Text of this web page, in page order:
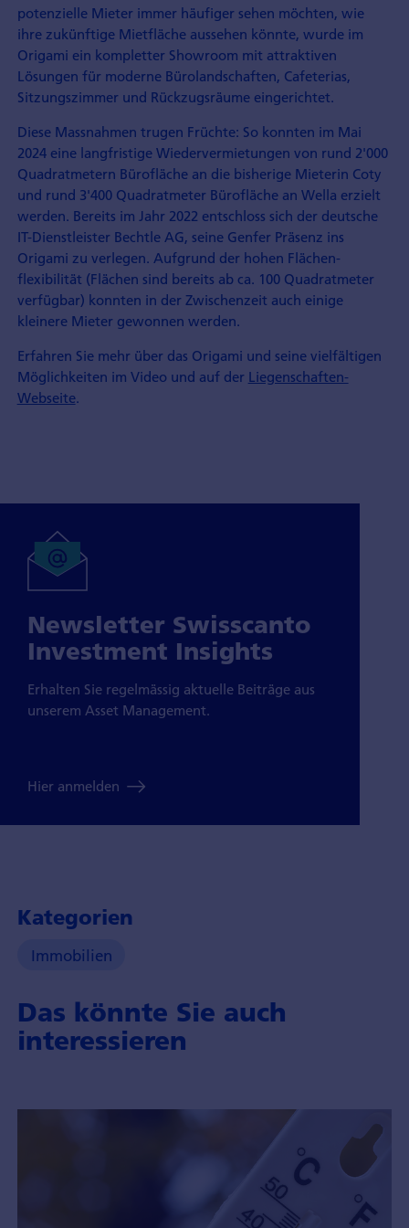
potenzielle Mieter immer häufiger sehen möchten, wie
ihre zukünftige Mietfläche aussehen könnte, wurde im
Origami ein kompletter Showroom mit attraktiven
Lösungen für moderne Büro­landschaften, Cafeterias,
Sitzungs­zimmer und Rückzugs­räume eingerichtet.
Diese Massnahmen trugen Früchte: So konnten im Mai
2024 eine langfristige Wieder­vermietungen von rund 2'000
Quadrat­metern Bürofläche an die bisherige Mieterin Coty
und rund 3'400 Quadratmeter Bürofläche an Wella erzielt
werden. Bereits im Jahr 2022 entschloss sich der deutsche
IT-Dienstleister Bechtle AG, seine Genfer Präsenz ins
Origami zu verlegen. Aufgrund der hohen Flächen­
flexibilität (Flächen sind bereits ab ca. 100 Quadratmeter
verfügbar) konnten in der Zwischenzeit auch einige
kleinere Mieter gewonnen werden.
Erfahren Sie mehr über das Origami und seine vielfältigen
Möglichkeiten im Video und auf der Liegenschaften-
Webseite.
Newsletter Swisscanto
Investment Insights
Erhalten Sie regelmässig aktuelle Beiträge aus
unserem Asset Management.
Hier anmelden
Kategorien
Immobilien
Das könnte Sie auch
interessieren